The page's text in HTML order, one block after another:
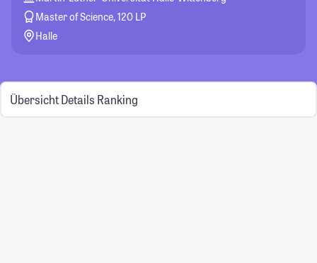
Master of Science, 120 LP
Halle
Übersicht Details Ranking